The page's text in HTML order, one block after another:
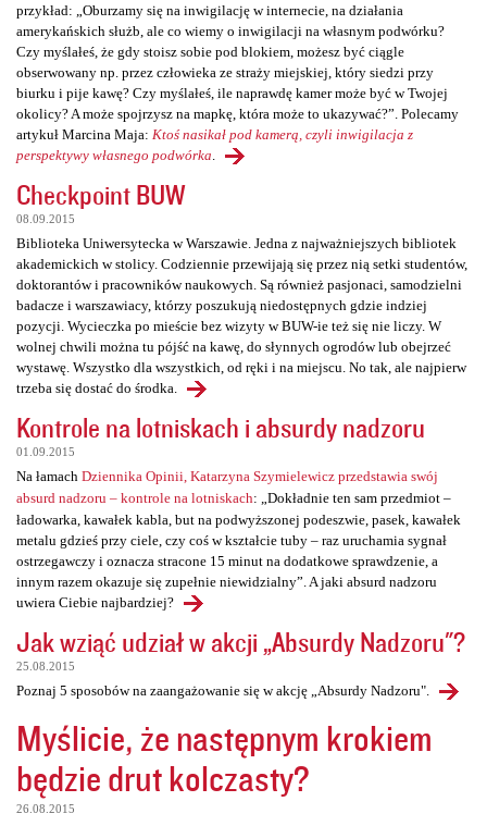
przykład: „Oburzamy się na inwigilację w internecie, na działania
amerykańskich służb, ale co wiemy o inwigilacji na własnym podwórku?
Czy myślałeś, że gdy stoisz sobie pod blokiem, możesz być ciągle
obserwowany np. przez człowieka ze straży miejskiej, który siedzi przy
biurku i pije kawę? Czy myślałeś, ile naprawdę kamer może być w Twojej
okolicy? A może spojrzysz na mapkę, która może to ukazywać?”. Polecamy
artykuł Marcina Maja: Ktoś nasikał pod kamerą, czyli inwigilacja z
perspektywy własnego podwórka
Checkpoint BUW
08.09.2015
Biblioteka Uniwersytecka w Warszawie. Jedna z najważniejszych bibliotek
akademickich w stolicy. Codziennie przewijają się przez nią setki studentów,
doktorantów i pracowników naukowych. Są również pasjonaci, samodzielni
badacze i warszawiacy, którzy poszukują niedostępnych gdzie indziej
pozycji. Wycieczka po mieście bez wizyty w BUW-ie też się nie liczy. W
wolnej chwili można tu pójść na kawę, do słynnych ogrodów lub obejrzeć
wystawę. Wszystko dla wszystkich, od ręki i na miejscu. No tak, ale najpierw
trzeba się dostać do środka.
Kontrole na lotniskach i absurdy nadzoru
01.09.2015
Na łamach Dziennika Opinii, Katarzyna Szymielewicz przedstawia swój
absurd nadzoru – kontrole na lotniskach: „Dokładnie ten sam przedmiot –
ładowarka, kawałek kabla, but na podwyższonej podeszwie, pasek, kawałek
metalu gdzieś przy ciele, czy coś w kształcie tuby – raz uruchamia sygnał
ostrzegawczy i oznacza stracone 15 minut na dodatkowe sprawdzenie, a
innym razem okazuje się zupełnie niewidzialny”. A jaki absurd nadzoru
uwiera Ciebie najbardziej?
Jak wziąć udział w akcji „Absurdy Nadzoru"?
25.08.2015
Poznaj 5 sposobów na zaangażowanie się w akcję „Absurdy Nadzoru".
Myślicie, że następnym krokiem
będzie drut kolczasty?
26.08.2015